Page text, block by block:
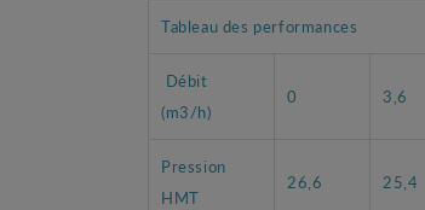
Tableau des performances
Débit
(m3/h)
0 3,6
Pression
HMT
26,6 25,4